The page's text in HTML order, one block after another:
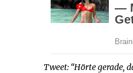
Tweet: “Hörte gerade,